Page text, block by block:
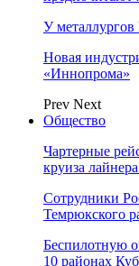
У
Новая
«Иннопрома»
Prev Next
Общество
Чартерные
круиза
Сотрудники
Темрюкского
Беспилотную
10 районах